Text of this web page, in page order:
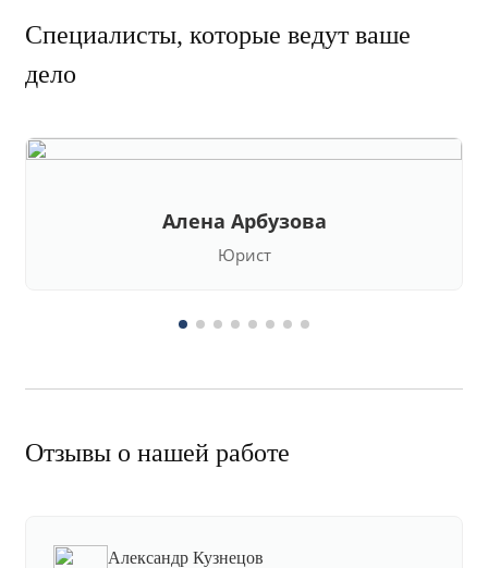
Специалисты, которые ведут ваше
дело
Алена Арбузова
Юрист
Отзывы о нашей работе
Александр Кузнецов